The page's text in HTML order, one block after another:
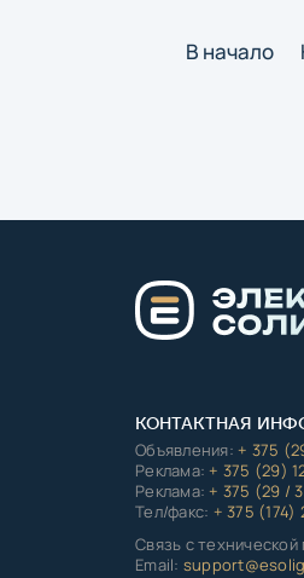
В начало
КОНТАКТНАЯ
Объявления:+ 375
Реклама:+ 375 (29)
Реклама:+ 375 (29 /
Тел/факс: + 375 (174)
Связь с
Email: